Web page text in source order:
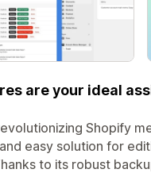
are your ideal
Shopify
easy solution for
to its robust